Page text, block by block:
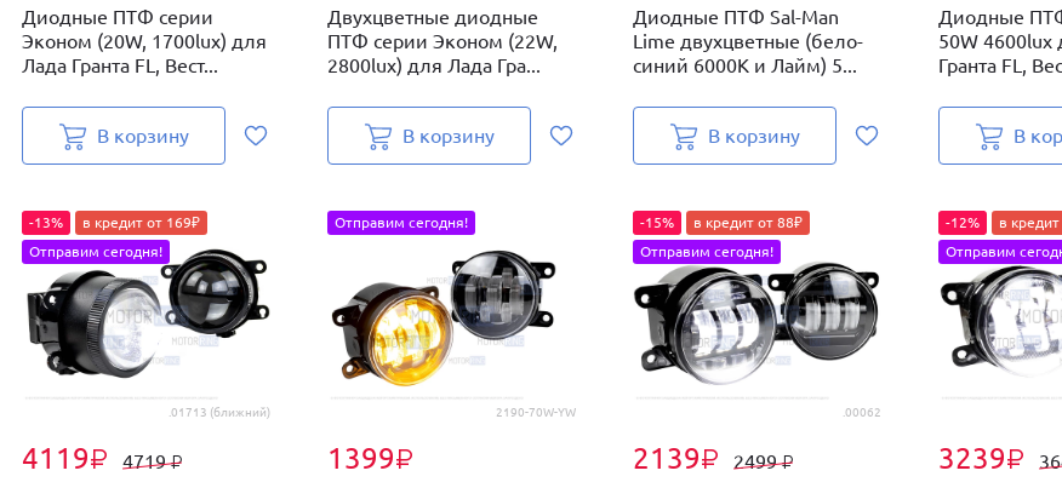
Диодные ПТФ серии
Эконом (20W, 1700lux) для
Лада Гранта FL, Вест...
В корзину
Двухцветные диодные
ПТФ серии Эконом (22W,
2800lux) для Лада Гра...
В корзину
Диодные ПТФ Sal-Man
Lime двухцветные (бело-
синий 6000К и Лайм) 5...
В корзину
Диодные
50W 4600lux
Гранта FL,
В
.01713 (ближний)
4119₽ 4719₽
-13%
в кредит от 169₽
Отправим сегодня!
2190-70W-YW
1399₽
Отправим сегодня!
.00062
2139₽ 2499₽
-15%
в кредит от 88₽
Отправим сегодня!
3239₽
-12%
в
Отправим